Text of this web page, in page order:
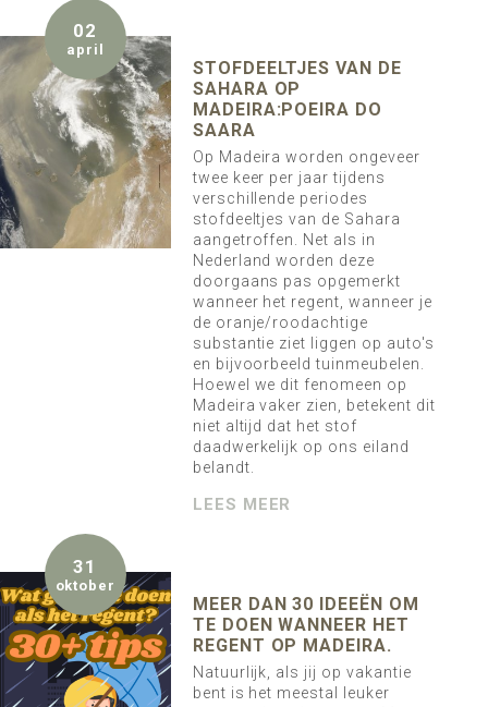
02
april
STOFDEELTJES VAN DE
SAHARA OP
MADEIRA:POEIRA DO
SAARA
Op Madeira worden ongeveer
twee keer per jaar tijdens
verschillende periodes
stofdeeltjes van de Sahara
aangetroffen. Net als in
Nederland worden deze
doorgaans pas opgemerkt
wanneer het regent, wanneer je
de oranje/roodachtige
substantie ziet liggen op auto's
en bijvoorbeeld tuinmeubelen.
Hoewel we dit fenomeen op
Madeira vaker zien, betekent dit
niet altijd dat het stof
daadwerkelijk op ons eiland
belandt.
LEES MEER
31
oktober
MEER DAN 30 IDEEËN OM
TE DOEN WANNEER HET
REGENT OP MADEIRA.
Natuurlijk, als jij op vakantie
bent is het meestal leuker